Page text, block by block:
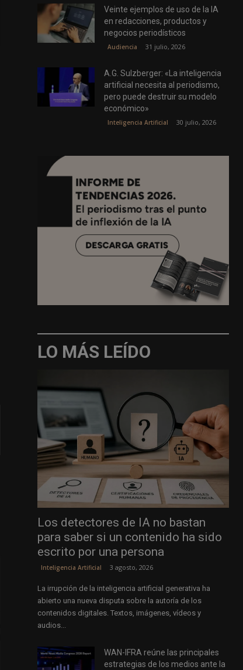
Veinte ejemplos de uso de la IA
en redacciones, productos y
negocios periodísticos
Audiencia 31 julio, 2026
A.G. Sulzberger: «La inteligencia
artificial necesita al periodismo,
pero puede destruir su modelo
económico»
Inteligencia Artificial 30 julio, 2026
LO MÁS LEÍDO
Los detectores de IA no bastan
para saber si un contenido ha sido
escrito por una persona
Inteligencia Artificial 3 agosto, 2026
La irrupción de la inteligencia artificial generativa ha
abierto una nueva disputa sobre la autoría de los
contenidos digitales. Textos, imágenes, vídeos y
audios...
WAN-IFRA reúne las principales
estrategias de los medios ante la